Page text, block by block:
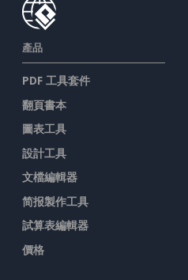
產品
PDF 工具套件
翻頁書本
圖表工具
設計工具
文檔編輯器
简报製作工具
試算表編輯器
價格